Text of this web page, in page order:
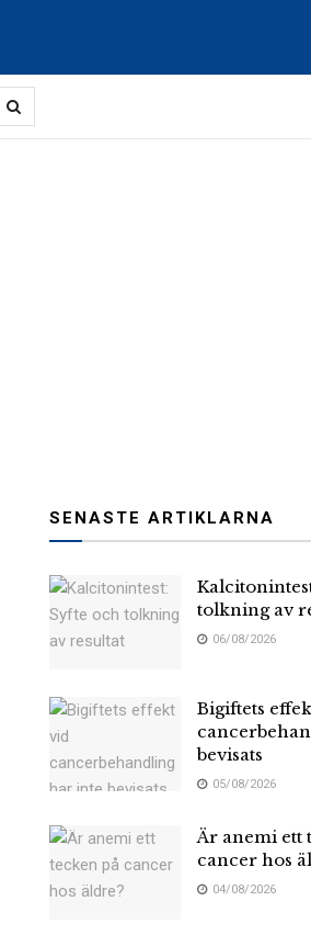
SENASTE ARTIKLARNA
tolkning av
06/08/2026
Bigiftets
bevisats
05/08/2026
Är anemi ett
cancer hos
04/08/2026